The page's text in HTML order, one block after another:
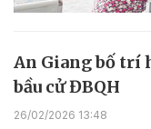
An Giang bố trí
bầu cử ĐBQH
26/02/2026 13:48